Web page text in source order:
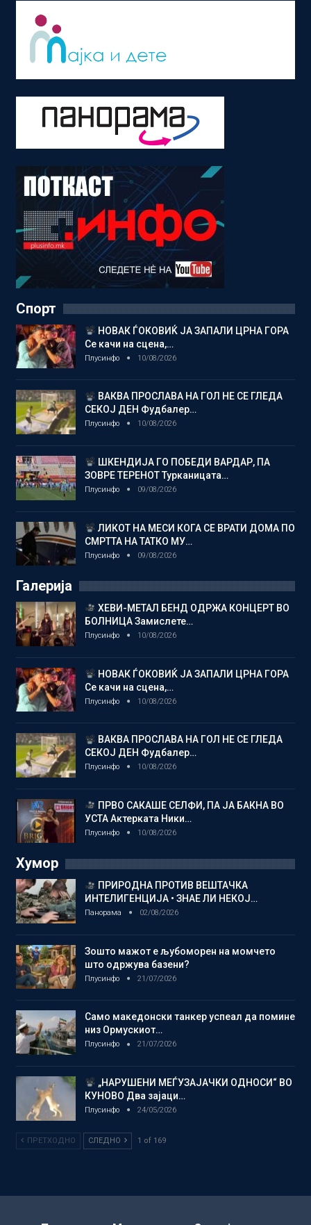
Спорт
НОВАК ЃОКОВИЌ ЈА ЗАПАЛИ ЦРНА ГОРА
Се качи на сцена,…
Плусинфо 10/08/2026
ВАКВА ПРОСЛАВА НА ГОЛ НЕ СЕ ГЛЕДА
СЕКОЈ ДЕН Фудбалер…
Плусинфо 10/08/2026
ШКЕНДИЈА ГО ПОБЕДИ ВАРДАР, ПА
ЗОВРЕ ТЕРЕНОТ Турканицата…
Плусинфо 09/08/2026
ЛИКОТ НА МЕСИ КОГА СЕ ВРАТИ ДОМА ПО
СМРТТА НА ТАТКО МУ…
Плусинфо 09/08/2026
Галерија
ХЕВИ-МЕТАЛ БЕНД ОДРЖА КОНЦЕРТ ВО
БОЛНИЦА Замислете…
Плусинфо 10/08/2026
НОВАК ЃОКОВИЌ ЈА ЗАПАЛИ ЦРНА ГОРА
Се качи на сцена,…
Плусинфо 10/08/2026
ВАКВА ПРОСЛАВА НА ГОЛ НЕ СЕ ГЛЕДА
СЕКОЈ ДЕН Фудбалер…
Плусинфо 10/08/2026
ПРВО САКАШЕ СЕЛФИ, ПА ЈА БАКНА ВО
УСТА Актерката Ники…
Плусинфо 10/08/2026
Хумор
ПРИРОДНА ПРОТИВ ВЕШТАЧКА
ИНТЕЛИГЕНЦИЈА • ЗНАЕ ЛИ НЕКОЈ…
Панорама 02/08/2026
Зошто мажот е љубоморен на момчето
што одржува базени?
Плусинфо 21/07/2026
Само македонски танкер успеал да помине
низ Ормускиот…
Плусинфо 21/07/2026
„НАРУШЕНИ МЕЃУЗАЈАЧКИ ОДНОСИ“ ВО
КУНОВО Два зајаци…
Плусинфо 24/05/2026
ПРЕТХОДНО СЛЕДНО 1 of 169